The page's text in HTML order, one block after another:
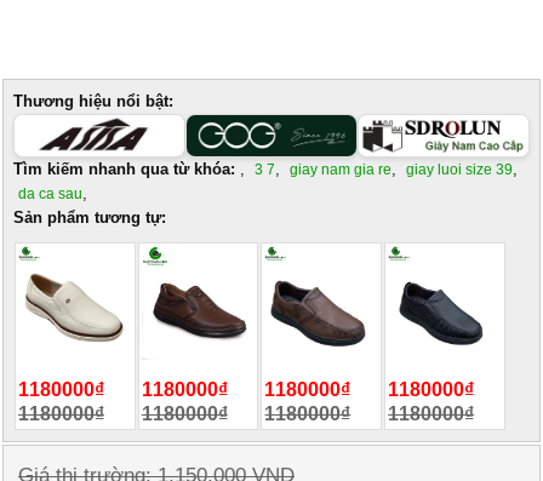
Thương hiệu nổi bật:
Tìm kiếm nhanh qua từ khóa: , 3 7, giay nam gia re, giay luoi size 39,
da ca sau,
Sản phẩm tương tự:
1180000₫
1180000₫
1180000₫
1180000₫
1180000₫
1180000₫
1180000₫
1180000₫
Giá thị trường: 1,150,000 VND